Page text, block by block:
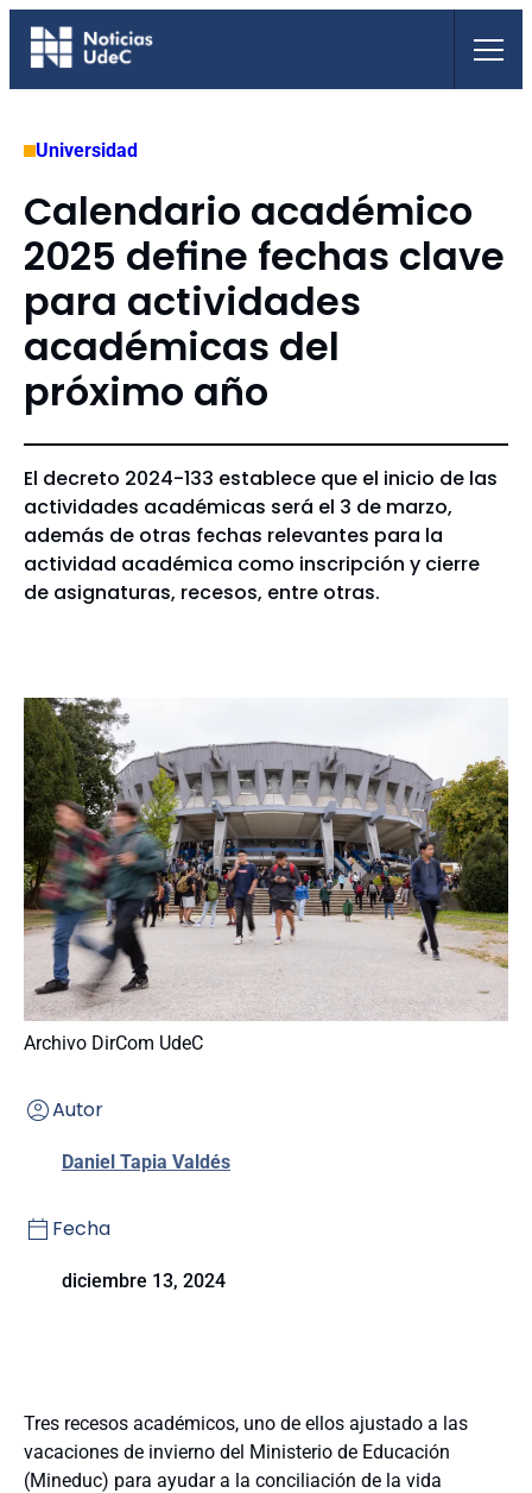
Saltar
Universidad
Calendario académico
2025 define fechas clave
para actividades
académicas del
próximo año
El decreto 2024-133 establece que el inicio de las
actividades académicas será el 3 de marzo,
además de otras fechas relevantes para la
actividad académica como inscripción y cierre
de asignaturas, recesos, entre otras.
Archivo DirCom UdeC
Autor
Daniel Tapia Valdés
Fecha
diciembre 13, 2024
Tres recesos académicos, uno de ellos ajustado a las
vacaciones de invierno del Ministerio de Educación
(Mineduc) para ayudar a la conciliación de la vida